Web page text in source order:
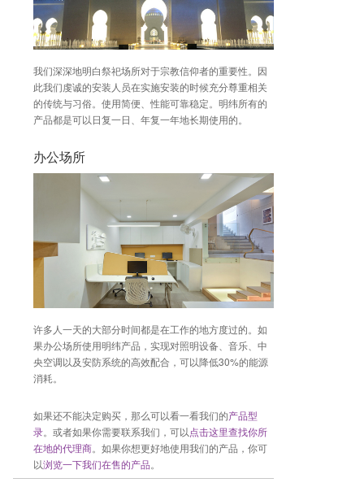
我们深深地明白祭祀场所对于宗教信仰者的重要性。因
此我们虔诚的安装人员在实施安装的时候充分尊重相关
的传统与习俗。使用简便、性能可靠稳定。明纬所有的
产品都是可以日复一日、年复一年地长期使用的。
办公场所
许多人一天的大部分时间都是在工作的地方度过的。如
果办公场所使用明纬产品，实现对照明设备、音乐、中
央空调以及安防系统的高效配合，可以降低30%的能源
消耗。
如果还不能决定购买，那么可以看一看我们的产品型
录。或者如果你需要联系我们，可以点击这里查找你所
在地的代理商。如果你想更好地使用我们的产品，你可
以浏览一下我们在售的产品。